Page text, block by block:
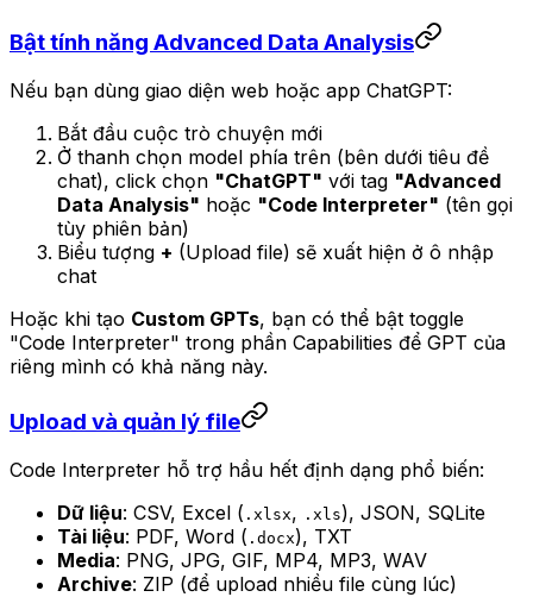
Bật tính năng Advanced Data Analysis
Nếu bạn dùng giao diện web hoặc app ChatGPT:
Bắt đầu cuộc trò chuyện mới
Ở thanh chọn model phía trên (bên dưới tiêu đề
chat), click chọn "ChatGPT" với tag "Advanced
Data Analysis" hoặc "Code Interpreter" (tên gọi
tùy phiên bản)
Biểu tượng + (Upload file) sẽ xuất hiện ở ô nhập
chat
Hoặc khi tạo Custom GPTs, bạn có thể bật toggle
"Code Interpreter" trong phần Capabilities để GPT của
riêng mình có khả năng này.
Upload và quản lý file
Code Interpreter hỗ trợ hầu hết định dạng phổ biến:
Dữ liệu: CSV, Excel ( .xlsx, .xls), JSON, SQLite
Tài liệu: PDF, Word ( .docx), TXT
Media: PNG, JPG, GIF, MP4, MP3, WAV
Archive: ZIP (để upload nhiều file cùng lúc)